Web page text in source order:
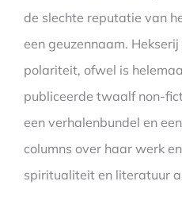
de slechte reputatie van
een geuzennaam.
polariteit, ofwel is
publiceerde twaalf non-
een verhalenbundel en
columns over haar werk
spiritualiteit en literatuur